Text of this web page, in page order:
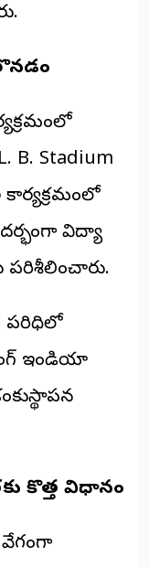
Stadium
విద్యా
పరిశీలించారు.
పరిధిలో
ఇండియా
కొత్త విధానం
వేగంగా